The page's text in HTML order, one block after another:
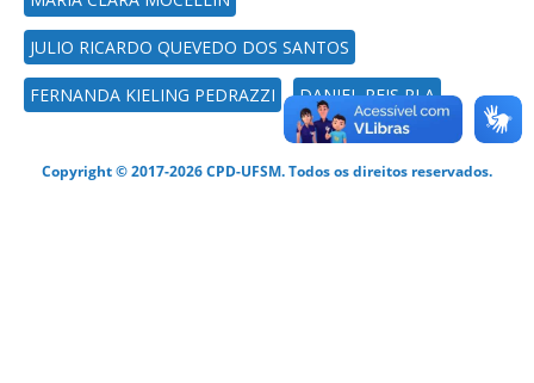
JULIO RICARDO QUEVEDO DOS SANTOS
FERNANDA KIELING PEDRAZZI DANIEL REIS PLA
Copyright © 2017-2026 CPD-UFSM. Todos os direitos reservados.